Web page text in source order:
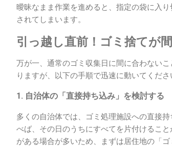
曖昧なまま作業を進めると、指定の袋に入
されてしまいます。
引っ越し直前！ゴミ捨てが
万が一、通常のゴミ収集日に間に合わない
りますが、以下の手順で迅速に動いてくださ
1. 自治体の「直接持ち込み」を検討する
多くの自治体では、ゴミ処理施設への直接
べば、その日のうちにすべてを片付けるこ
がある場合が多いため、まずは居住地の「